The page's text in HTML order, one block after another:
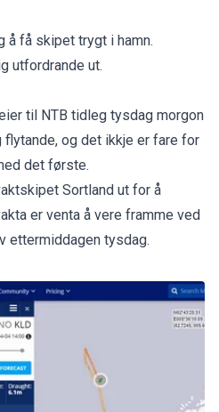
å få skipet trygt i hamn.
utfordrande ut.
til NTB tidleg tysdag morgon
og det ikkje er fare for
det første.
Sortland ut for å
er venta å vere framme ved
ettermiddagen tysdag.